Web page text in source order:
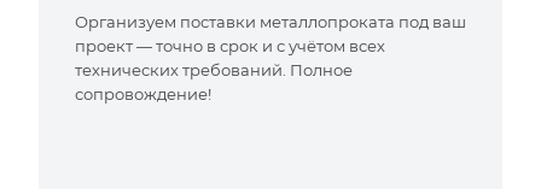
Организуем поставки металлопроката под ваш
проект — точно в срок и с учётом всех
технических требований. Полное
сопровождение!